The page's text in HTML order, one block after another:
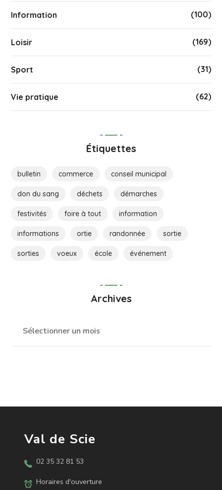
Information (100)
Loisir (169)
Sport (31)
Vie pratique (62)
Étiquettes
bulletin commerce conseil municipal
don du sang déchets démarches
festivités foire à tout information
informations ortie randonnée sortie
sorties voeux école événement
Archives
Val de Scie
02 35 32 81 53
Horaires d'ouverture